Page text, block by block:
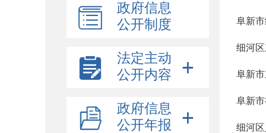
政府信息
公开制度
法定主动
公开内容
政府信息
公开年报
阜新
细河
阜新
阜新
细河